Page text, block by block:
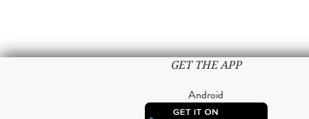
GET THE APP
Android